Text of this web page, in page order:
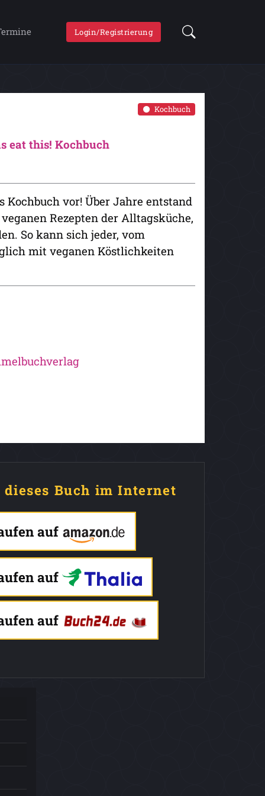
Login/Registrierung
Kochbuch
eat this! Kochbuch
Kochbuch vor! Über Jahre entstand
Rezepten der Alltagsküche,
So kann sich jeder, vom
mit veganen Köstlichkeiten
dieses Buch im Internet
auf
auf
auf